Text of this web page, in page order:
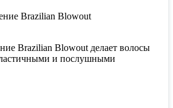
Brazilian Blowout
Brazilian Blowout делает волосы
и послушными